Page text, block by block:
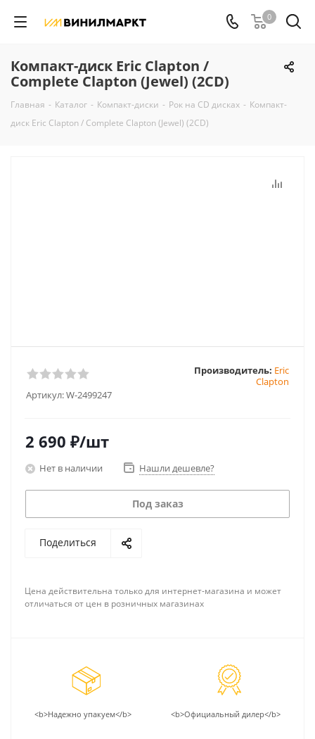
0
Компакт-диск Eric Clapton /
Complete Clapton (Jewel) (2CD)
Главная - Каталог - Компакт-диски - Рок на CD дисках - Компакт-
диск Eric Clapton / Complete Clapton (Jewel) (2CD)
Артикул:W-2499247
Производитель: Eric
Clapton
2 690 ₽/шт
Нет в наличии Нашли дешевле?
Под заказ
Поделиться
Цена действительна только для интернет-магазина и может
отличаться от цен в розничных магазинах
<b>Надежно упакуем</b> <b>Официальный дилер</b>